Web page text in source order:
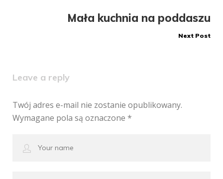
Mała kuchnia na poddaszu
Next Post
Leave a reply
Twój adres e-mail nie zostanie opublikowany.
Wymagane pola są oznaczone *